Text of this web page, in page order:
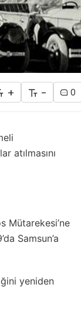
+ - 0
atılmasını
Mütarekesi’ne
Samsun’a
yeniden